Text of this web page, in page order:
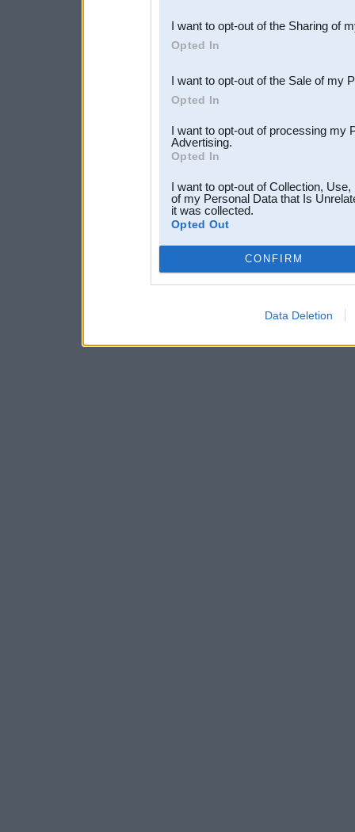
Downstream Participants
third parties.
I want to opt-out of the Sharing of
Opted In
I want to opt-out of the Sale of my
Opted In
I want to opt-out of processing my
Advertising.
Opted In
I want to opt-out of Collection,
of my Personal Data that Is
it was collected.
Opted Out
CONFIRM
Data Deletion